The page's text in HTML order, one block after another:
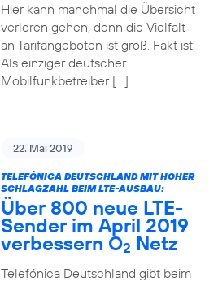
Hier kann manchmal die Übersicht
verloren gehen, denn die Vielfalt
an Tarifangeboten ist groß. Fakt ist:
Als einziger deutscher
Mobilfunkbetreiber […]
22. Mai 2019
TELEFÓNICA DEUTSCHLAND MIT HOHER
SCHLAGZAHL BEIM LTE-AUSBAU:
Über 800 neue LTE-
Sender im April 2019
verbessern O2 Netz
Telefónica Deutschland gibt beim